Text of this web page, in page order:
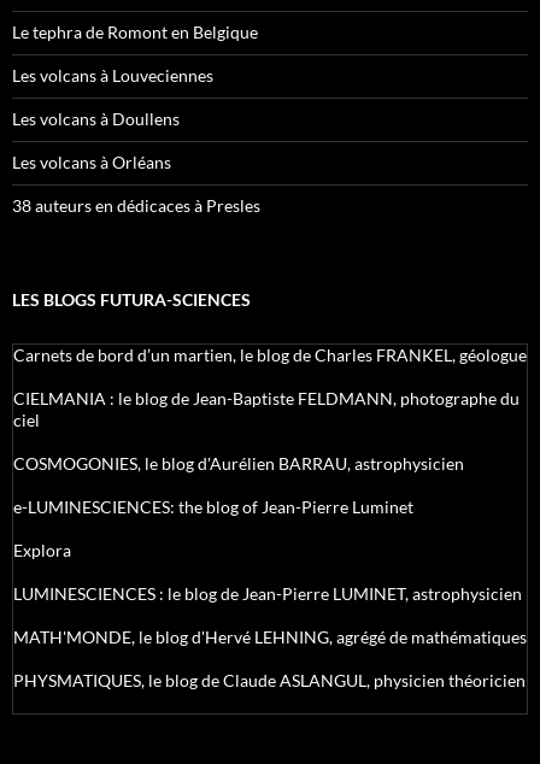
Le tephra de Romont en Belgique
Les volcans à Louveciennes
Les volcans à Doullens
Les volcans à Orléans
38 auteurs en dédicaces à Presles
LES BLOGS FUTURA-SCIENCES
Carnets de bord d’un martien, le blog de Charles FRANKEL, géologue
CIELMANIA : le blog de Jean-Baptiste FELDMANN, photographe du
ciel
COSMOGONIES, le blog d'Aurélien BARRAU, astrophysicien
e-LUMINESCIENCES: the blog of Jean-Pierre Luminet
Explora
LUMINESCIENCES : le blog de Jean-Pierre LUMINET, astrophysicien
MATH'MONDE, le blog d'Hervé LEHNING, agrégé de mathématiques
PHYSMATIQUES, le blog de Claude ASLANGUL, physicien théoricien